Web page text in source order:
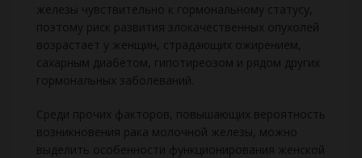
железы чувствительно к гормональному статусу,
поэтому риск развития злокачественных опухолей
возрастает у женщин, страдающих ожирением,
сахарным диабетом, гипотиреозом и рядом других
гормональных заболеваний.
Среди прочих факторов, повышающих вероятность
возникновения рака молочной железы, можно
выделить особенности функционирования женской